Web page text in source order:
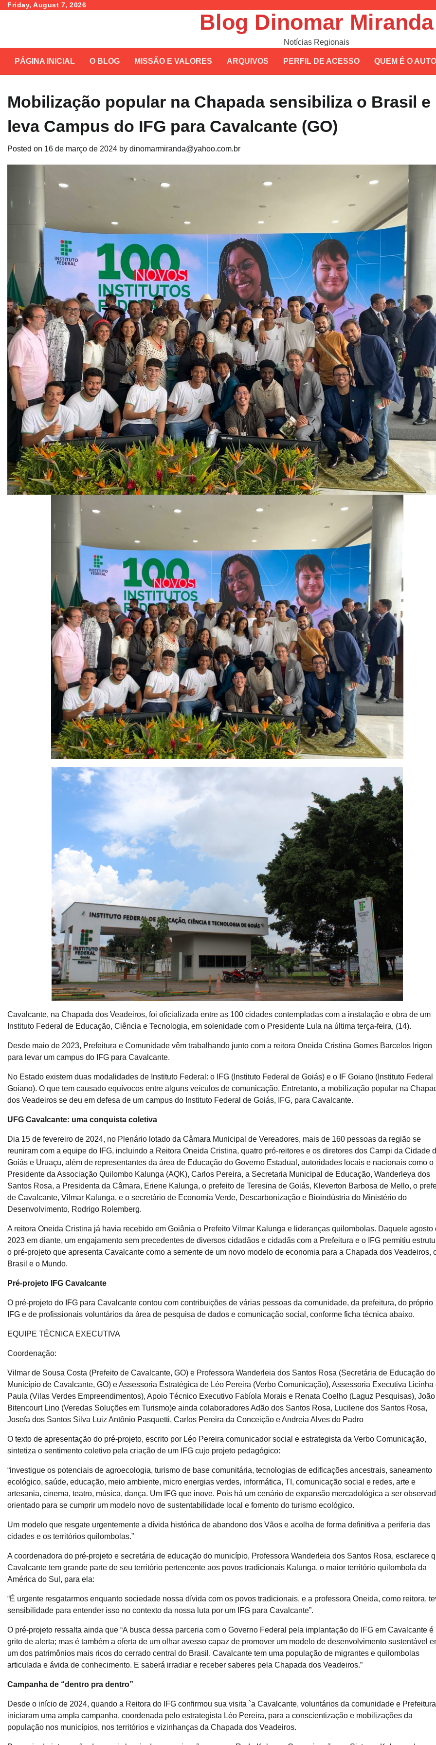
SkipFriday, August 7, 2026
Blog Dinomar Miranda
Notícias Regionais
PÁGINA INICIAL O BLOG MISSÃO E VALORES ARQUIVOS PERFIL DE ACESSO QUEM É O
Mobilização popular na Chapada sensibiliza o Brasil e
leva Campus do IFG para Cavalcante (GO)
Posted on 16 de março de 2024 by dinomarmiranda@yahoo.com.br
Cavalcante, na Chapada dos Veadeiros, foi oficializada entre as 100 cidades contempladas com a instalação e obra de um
Instituto Federal de Educação, Ciência e Tecnologia, em solenidade com o Presidente Lula na última terça-feira, (14).
Desde maio de 2023, Prefeitura e Comunidade vêm trabalhando junto com a reitora Oneida Cristina Gomes Barcelos Irigon
para levar um campus do IFG para Cavalcante.
No Estado existem duas modalidades de Instituto Federal: o IFG (Instituto Federal de Goiás) e o IF Goiano (Instituto Federal
Goiano). O que tem causado equívocos entre alguns veículos de comunicação. Entretanto, a mobilização popular na
dos Veadeiros se deu em defesa de um campus do Instituto Federal de Goiás, IFG, para Cavalcante.
UFG Cavalcante: uma conquista coletiva
Dia 15 de fevereiro de 2024, no Plenário lotado da Câmara Municipal de Vereadores, mais de 160 pessoas da região se
reuniram com a equipe do IFG, incluindo a Reitora Oneida Cristina, quatro pró-reitores e os diretores dos Campi da Cidade
Goiás e Uruaçu, além de representantes da área de Educação do Governo Estadual, autoridades locais e nacionais como o
Presidente da Associação Quilombo Kalunga (AQK), Carlos Pereira, a Secretaria Municipal de Educação, Wanderleya dos
Santos Rosa, a Presidenta da Câmara, Eriene Kalunga, o prefeito de Teresina de Goiás, Kleverton Barbosa de Mello, o
de Cavalcante, Vilmar Kalunga, e o secretário de Economia Verde, Descarbonização e Bioindústria do Ministério do
Desenvolvimento, Rodrigo Rolemberg.
A reitora Oneida Cristina já havia recebido em Goiânia o Prefeito Vilmar Kalunga e lideranças quilombolas. Daquele agosto
2023 em diante, um engajamento sem precedentes de diversos cidadãos e cidadãs com a Prefeitura e o IFG permitiu
o pré-projeto que apresenta Cavalcante como a semente de um novo modelo de economia para a Chapada dos Veadeiros,
Brasil e o Mundo.
Pré-projeto IFG Cavalcante
O pré-projeto do IFG para Cavalcante contou com contribuições de várias pessoas da comunidade, da prefeitura, do próprio
IFG e de profissionais voluntários da área de pesquisa de dados e comunicação social, conforme ficha técnica abaixo.
EQUIPE TÉCNICA EXECUTIVA
Coordenação:
Vilmar de Sousa Costa (Prefeito de Cavalcante, GO) e Professora Wanderleia dos Santos Rosa (Secretária de Educação do
Município de Cavalcante, GO) e Assessoria Estratégica de Léo Pereira (Verbo Comunicação), Assessoria Executiva Licinha
Paula (Vilas Verdes Empreendimentos), Apoio Técnico Executivo Fabíola Morais e Renata Coelho (Laguz Pesquisas), João
Bitencourt Lino (Veredas Soluções em Turismo)e ainda colaboradores Adão dos Santos Rosa, Lucilene dos Santos Rosa,
Josefa dos Santos Silva Luiz Antônio Pasquetti, Carlos Pereira da Conceição e Andreia Alves do Padro
O texto de apresentação do pré-projeto, escrito por Léo Pereira comunicador social e estrategista da Verbo Comunicação,
sintetiza o sentimento coletivo pela criação de um IFG cujo projeto pedagógico:
“investigue os potenciais de agroecologia, turismo de base comunitária, tecnologias de edificações ancestrais, saneamento
ecológico, saúde, educação, meio ambiente, micro energias verdes, informática, TI, comunicação social e redes, arte e
artesania, cinema, teatro, música, dança. Um IFG que inove. Pois há um cenário de expansão mercadológica a ser
orientado para se cumprir um modelo novo de sustentabilidade local e fomento do turismo ecológico.
Um modelo que resgate urgentemente a dívida histórica de abandono dos Vãos e acolha de forma definitiva a periferia das
cidades e os territórios quilombolas.”
A coordenadora do pré-projeto e secretária de educação do município, Professora Wanderleia dos Santos Rosa, esclarece
Cavalcante tem grande parte de seu território pertencente aos povos tradicionais Kalunga, o maior território quilombola da
América do Sul, para ela:
“É urgente resgatarmos enquanto sociedade nossa dívida com os povos tradicionais, e a professora Oneida, como reitora,
sensibilidade para entender isso no contexto da nossa luta por um IFG para Cavalcante”.
O pré-projeto ressalta ainda que “A busca dessa parceria com o Governo Federal pela implantação do IFG em Cavalcante é
grito de alerta; mas é também a oferta de um olhar avesso capaz de promover um modelo de desenvolvimento sustentável
um dos patrimônios mais ricos do cerrado central do Brasil. Cavalcante tem uma população de migrantes e quilombolas
articulada e ávida de conhecimento. E saberá irradiar e receber saberes pela Chapada dos Veadeiros.”
Campanha de “dentro pra dentro”
Desde o início de 2024, quando a Reitora do IFG confirmou sua visita `a Cavalcante, voluntários da comunidade e Prefeitura
iniciaram uma ampla campanha, coordenada pelo estrategista Léo Pereira, para a conscientização e mobilizações da
população nos municípios, nos territórios e vizinhanças da Chapada dos Veadeiros.